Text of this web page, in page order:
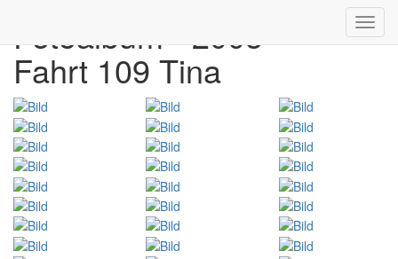
Fotoalbum - 2005
Fahrt 109 Tina